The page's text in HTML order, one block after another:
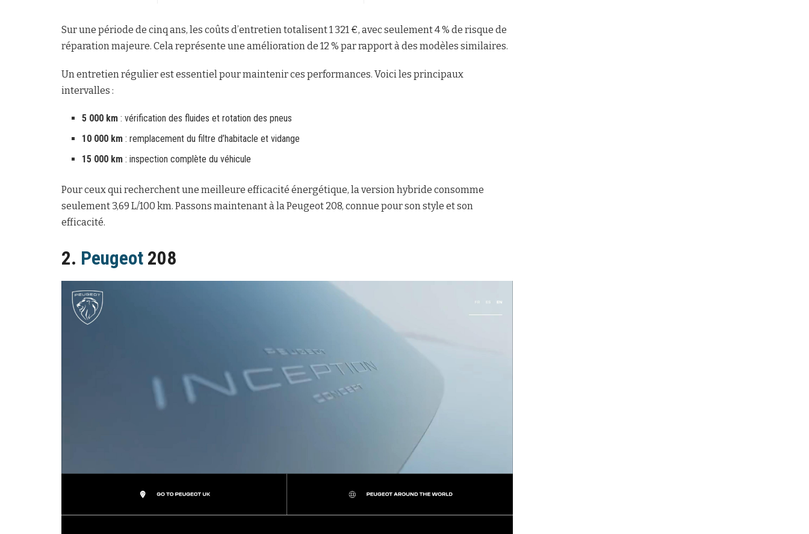
Sur une période de cinq ans, les coûts d’entretien totalisent 1 321 €, avec seulement 4 % de risque de
réparation majeure. Cela représente une amélioration de 12 % par rapport à des modèles similaires.
Un entretien régulier est essentiel pour maintenir ces performances. Voici les principaux
intervalles :
5 000 km : vérification des fluides et rotation des pneus
10 000 km : remplacement du filtre d’habitacle et vidange
15 000 km : inspection complète du véhicule
Pour ceux qui recherchent une meilleure efficacité énergétique, la version hybride consomme
seulement 3,69 L/100 km. Passons maintenant à la Peugeot 208, connue pour son style et son
efficacité.
2. Peugeot 208